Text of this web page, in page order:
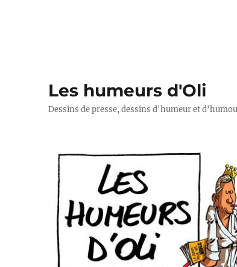
Les humeurs d'Oli
Dessins de presse, dessins d'humeur et